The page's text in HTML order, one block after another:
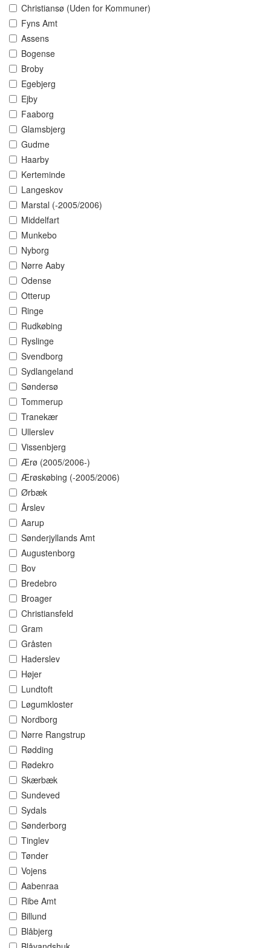
Christiansø (Uden for Kommuner)
Fyns Amt
Assens
Bogense
Broby
Egebjerg
Ejby
Faaborg
Glamsbjerg
Gudme
Haarby
Kerteminde
Langeskov
Marstal (-2005/2006)
Middelfart
Munkebo
Nyborg
Nørre Aaby
Odense
Otterup
Ringe
Rudkøbing
Ryslinge
Svendborg
Sydlangeland
Søndersø
Tommerup
Tranekær
Ullerslev
Vissenbjerg
Ærø (2005/2006-)
Ærøskøbing (-2005/2006)
Ørbæk
Årslev
Aarup
Sønderjyllands Amt
Augustenborg
Bov
Bredebro
Broager
Christiansfeld
Gram
Gråsten
Haderslev
Højer
Lundtoft
Løgumkloster
Nordborg
Nørre Rangstrup
Rødding
Rødekro
Skærbæk
Sundeved
Sydals
Sønderborg
Tinglev
Tønder
Vojens
Aabenraa
Ribe Amt
Billund
Blåbjerg